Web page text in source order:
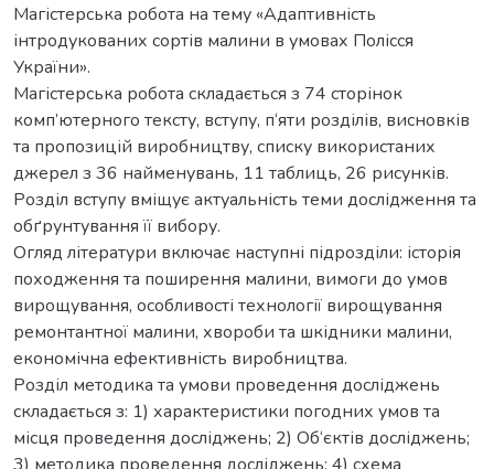
Магістерська робота на тему «Адаптивність
інтродукованих сортів малини в умовах Полісся
України».
Магістерська робота складається з 74 сторінок
комп’ютерного тексту, вступу, п‘яти розділів, висновків
та пропозицій виробництву, списку використаних
джерел з 36 найменувань, 11 таблиць, 26 рисунків.
Розділ вступу вміщує актуальність теми дослідження та
обґрунтування її вибору.
Огляд літератури включає наступні підрозділи: історія
походження та поширення малини, вимоги до умов
вирощування, особливості технології вирощування
ремонтантної малини, хвороби та шкідники малини,
економічна ефективність виробництва.
Розділ методика та умови проведення досліджень
складається з: 1) характеристики погодних умов та
місця проведення досліджень; 2) Об‘єктів досліджень;